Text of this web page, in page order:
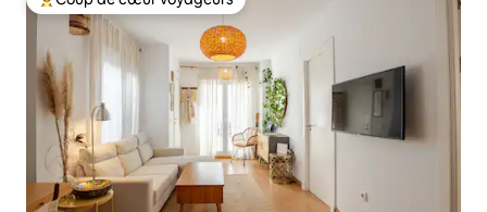
Coups de cœur voyageurs les plus appréciés